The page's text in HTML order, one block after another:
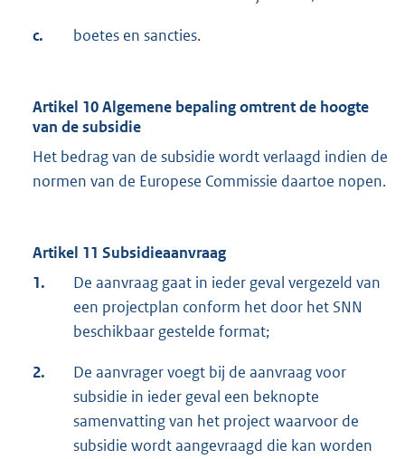
c. boetes en sancties.
Artikel 10 Algemene bepaling omtrent de hoogte
van de subsidie
Het bedrag van de subsidie wordt verlaagd indien de
normen van de Europese Commissie daartoe nopen.
Artikel 11 Subsidieaanvraag
1.
De aanvraag gaat in ieder geval vergezeld van
een projectplan conform het door het SNN
beschikbaar gestelde format;
2.
De aanvrager voegt bij de aanvraag voor
subsidie in ieder geval een beknopte
samenvatting van het project waarvoor de
subsidie wordt aangevraagd die kan worden